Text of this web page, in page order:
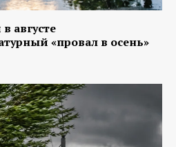
августе
«провал в осень»